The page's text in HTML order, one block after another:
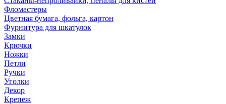
Фломастеры
Цветная бумага, фольга, картон
Фурнитура для шкатулок
Замки
Крючки
Ножки
Петли
Ручки
Уголки
Декор
Крепеж